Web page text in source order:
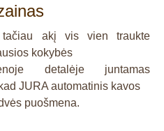
tačiau akį vis vien traukte
kokybės
detalėje juntamas
JURA automatinis kavos
puošmena.